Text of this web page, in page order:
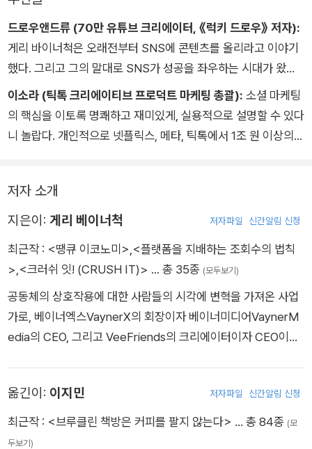
3 현대 광고의 핵심 변수
드로우앤드류 (70만 유튜브 크리에이터, 《럭키 드로우》 저자):
게리 바이너척은 오래전부터 SNS에 콘텐츠를 올리라고 이야기
했다. 그리고 그의 말대로 SNS가 성공을 좌우하는 시대가 왔다.
이제 그는 팔로워가 아니라 조회수에 집중하라고 이야기한다. 바
로 이 책에 게시물 하나를 올리더라도 조회수가 터지는 소셜 마케
팅의 기술과 과학을 담았다. 개인적으로 이 책에 적힌 게리비의
공하고 싶다면 제발 이 책을 사라.
이소라 (틱톡 크리에이티브 프로덕트 마케팅 총괄): 소셜 마케팅
의 핵심을 이토록 명쾌하고 재미있게, 실용적으로 설명할 수 있다
니 놀랍다. 개인적으로 넷플릭스, 메타, 틱톡에서 1조 원 이상의
인사업자까지 필수로 활용해야 할 중요한 채널이다. 게리 바이너
척은 이 책에서 사람들의 관심, 조회수 그리고 수익화를 극대화하
저자 소개
지은이: 게리 베이너척 저자파일 신간알림 신청
최근작 : <땡큐 이코노미> <플랫폼을 지배하는 조회수의 법칙
> <크러쉬 잇! (CRUSH IT)> … 총 35종 (모두보기)
공동체의 상호작용에 대한 사람들의 시각에 변혁을 가져온 사업
가로, 베이너엑스VaynerX의 회장이자 베이너미디어VaynerM
edia의 CEO, 그리고 VeeFriends의 크리에이터이자 CEO이다.
그 과정에서 그 자신이 직접 명명한 ‘땡큐 이코노미’의 놀라운 가
능성을 간파했다. 이후 컨설턴트로서 땡큐 이코노미 원칙을 스포
츠 영역과 소비재, 소매업에 적용하며 비즈니스 세계 전체에 소개
옮긴이: 이지민 저자파일 신간알림 신청
최근작 : <브루클린 책방은 커피를 팔지 않는다> … 총 84종 (모
두보기)